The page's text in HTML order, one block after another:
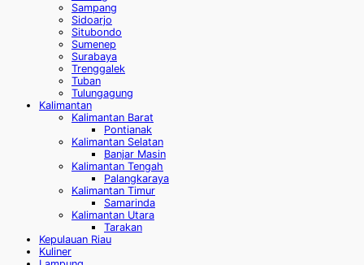
Sampang
Sidoarjo
Situbondo
Sumenep
Surabaya
Trenggalek
Tuban
Tulungagung
Kalimantan
Kalimantan Barat
Pontianak
Kalimantan Selatan
Banjar Masin
Kalimantan Tengah
Palangkaraya
Kalimantan Timur
Samarinda
Kalimantan Utara
Tarakan
Kepulauan Riau
Kuliner